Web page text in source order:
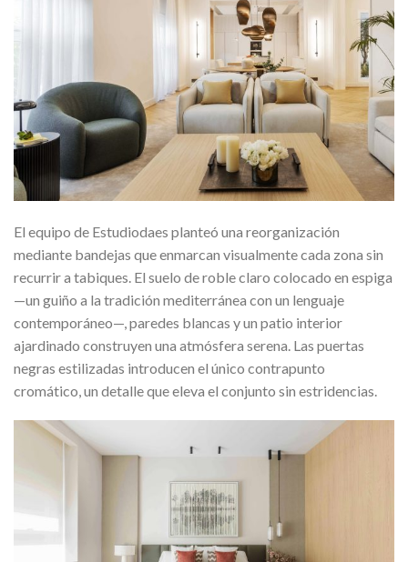
El equipo de Estudiodaes planteó una reorganización
mediante bandejas que enmarcan visualmente cada zona sin
recurrir a tabiques. El suelo de roble claro colocado en espiga
—un guiño a la tradición mediterránea con un lenguaje
contemporáneo—, paredes blancas y un patio interior
ajardinado construyen una atmósfera serena. Las puertas
negras estilizadas introducen el único contrapunto
cromático, un detalle que eleva el conjunto sin estridencias.